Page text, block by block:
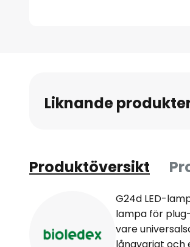
bildgalleriet
Liknande
Produktöversikt
G24d LED-
lampa för
vare